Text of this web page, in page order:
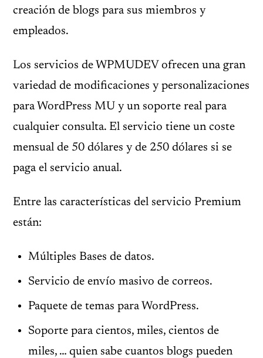
creación de blogs para sus miembros y
empleados.
Los servicios de WPMUDEV ofrecen una gran
variedad de modificaciones y personalizaciones
para WordPress MU y un soporte real para
cualquier consulta. El servicio tiene un coste
mensual de 50 dólares y de 250 dólares si se
paga el servicio anual.
Entre las características del servicio Premium
están:
Múltiples Bases de datos.
Servicio de envío masivo de correos.
Paquete de temas para WordPress.
Soporte para cientos, miles, cientos de
miles, … quien sabe cuantos blogs pueden